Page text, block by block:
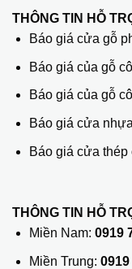
THÔNG TIN HỖ
Báo giá cửa gỗ
Báo giá của gỗ
Báo giá của gỗ
Báo giá cửa
Báo giá cửa thép
THÔNG TIN HỖ
Miền Nam: 0919
Miền Trung: 0919